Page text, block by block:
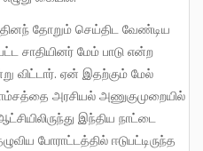
சாதியினர் மேம் பாடு என்ற
விட்டார். ஏன் இதற்கும் மேல்
அரசியல் அணுகுமுறையில்
இந்திய நாட்டை
போராட்டத்தில் ஈடுபட்டிருந்த